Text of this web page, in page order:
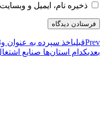
ذخیره نام، ایمیل و
Prevقبلیاخذ سپرده به عنوان
بعدیکدام استان‌ها صنایع